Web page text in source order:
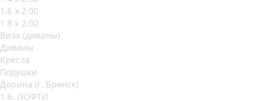
1.6 х 2.00
1.8 х 2.00
Виза (диваны)
Диваны
Кресла
Подушки
Дарина (г. Брянск)
1.8. ЛОФТИ